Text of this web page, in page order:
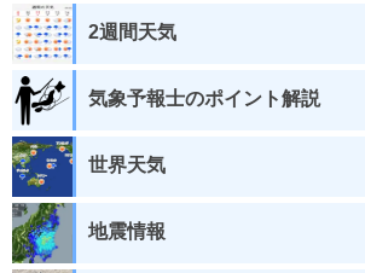
2週間天気
気象予報士のポイント解説
世界天気
地震情報